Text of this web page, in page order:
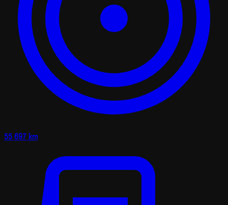
55 697 km